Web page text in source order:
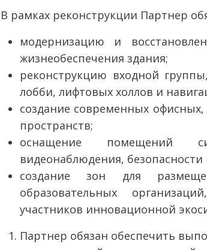
В рамках реконструкции Партнер
модернизацию и
жизнеобеспечения здания;
реконструкцию входной
лобби, лифтовых холлов и
создание современных
пространств;
оснащение помещений
видеонаблюдения,
создание зон для
образовательных
участников инновационной
Партнер обязан обеспечить